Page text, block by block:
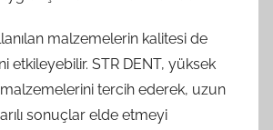
malzemelerin kalitesi de
etkileyebilir. STR DENT, yüksek
tercih ederek, uzun
sonuçlar elde etmeyi